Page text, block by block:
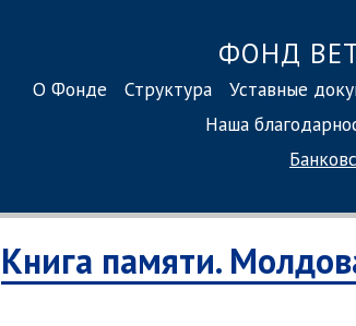
ФОНД
О Фонде Структура Уставные
Наша
Книга памяти.